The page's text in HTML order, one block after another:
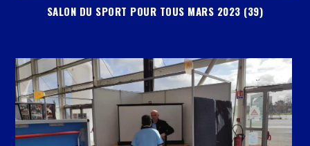
SALON DU SPORT POUR TOUS MARS 2023 (39)